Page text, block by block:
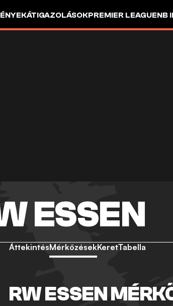
ÁTIGAZOLÁSOKPREMIER LEAGUENB I
ESSEN
ÁttekintésMérkőzésekKeretTabella
RW ESSEN